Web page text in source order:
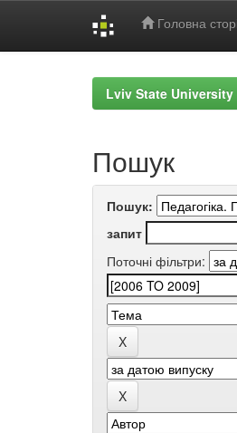
Головна
Lviv State
Пошук
Пошук:
запит
Поточні фільтри: